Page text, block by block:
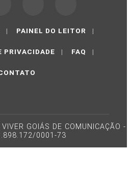
| PAINEL DO LEITOR |
PRIVACIDADE | FAQ |
GOIÁS DE COMUNICAÇÃO -
0001-73